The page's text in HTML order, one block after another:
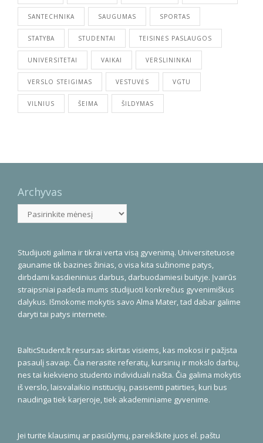
SANTECHNIKA SAUGUMAS SPORTAS
STATYBA STUDENTAI TEISINĖS PASLAUGOS
UNIVERSITETAI VAIKAI VERSLININKAI
VERSLO STEIGIMAS VESTUVĖS VGTU
VILNIUS ŠEIMA ŠILDYMAS
Archyvas
Archyvas
Studijuoti galima ir tikrai verta visą gyvenimą. Universitetuose
gauname tik bazines žinias, o visa kita sužinome patys,
dirbdami kasdieninius darbus, darbuodamiesi buityje. Įvairūs
straipsniai padeda mums studijuoti konkrečius gyvenimiškus
dalykus. Išmokome mokytis savo Alma Mater, tad dabar galime
daryti tai patys internete.
BalticStudent.lt resursas skirtas visiems, kas mokosi ir pažįsta
pasaulį savaip. Čia nerasite referatų, kursinių ir mokslo darbų,
nes tai kiekvieno studento individuali našta. Čia galima mokytis
iš verslo, laisvalaikio institucijų, pasisemti patirties, kuri bus
naudinga tiek karjeroje, tiek akademiniame gyvenime.
Jei turite klausimų ar pasiūlymų, pareikškite juos el. paštu